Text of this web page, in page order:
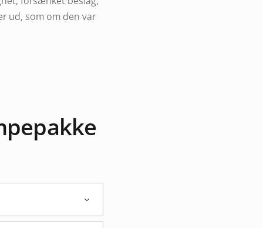
ud, som om den var
pakke indeholder
Derfor anbefaler
ikke at røre ved